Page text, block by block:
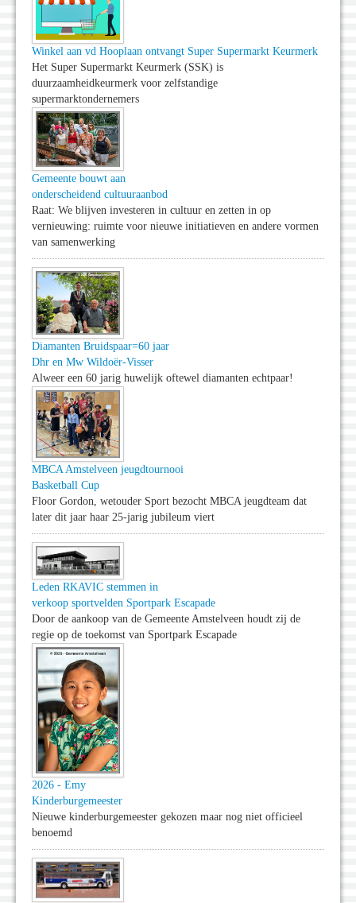
Winkel aan vd Hooplaan ontvangt Super Supermarkt Keurmerk
Het Super Supermarkt Keurmerk (SSK) is
duurzaamheidkeurmerk voor zelfstandige
supermarktondernemers
Gemeente bouwt aan
onderscheidend cultuuraanbod
Raat: We blijven investeren in cultuur en zetten in op
vernieuwing: ruimte voor nieuwe initiatieven en andere vormen
van samenwerking
Diamanten Bruidspaar=60 jaar
Dhr en Mw Wildoër-Visser
Alweer een 60 jarig huwelijk oftewel diamanten echtpaar!
MBCA Amstelveen jeugdtournooi
Basketball Cup
Floor Gordon, wetouder Sport bezocht MBCA jeugdteam dat
later dit jaar haar 25-jarig jubileum viert
Leden RKAVIC stemmen in
verkoop sportvelden Sportpark Escapade
Door de aankoop van de Gemeente Amstelveen houdt zij de
regie op de toekomst van Sportpark Escapade
2026 - Emy
Kinderburgemeester
Nieuwe kinderburgemeester gekozen maar nog niet officieel
benoemd